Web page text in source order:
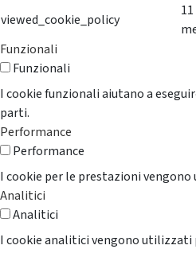
viewed_cookie_policy
11
Funzionali
Funzionali
I cookie funzionali aiutano a
parti.
Performance
Performance
I cookie per le prestazioni
Analitici
Analitici
I cookie analitici vengono utilizzati